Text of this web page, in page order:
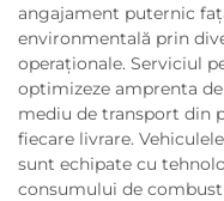
angajament puternic
environmentală prin
operaționale. Serviciul
optimizeze amprenta
mediu de transport din
fiecare livrare.
sunt echipate cu
consumului de